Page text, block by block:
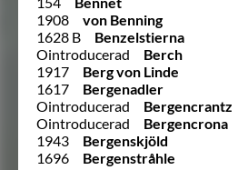
1908
von Benning
1628 B
Benzelstierna
Ointroducerad
Berch
1917
Berg von Linde
1617
Bergenadler
Ointroducerad
Bergencrantz
Ointroducerad
Bergencrona
1943
Bergenskjöld
1696
Bergenstråhle